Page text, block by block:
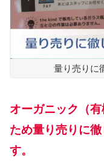
量り売りに
オーガニック（
ため量り売りに
す。